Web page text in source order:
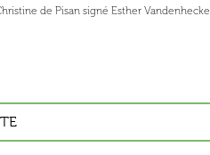
de Pisan signé Esther Vandenhecke